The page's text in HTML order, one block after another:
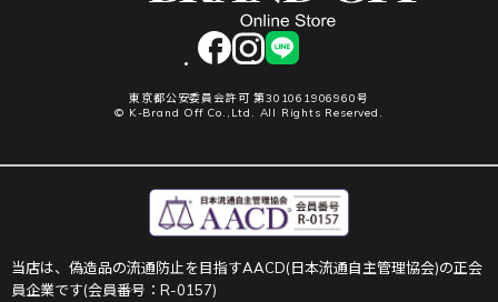
facebookinstagram
LINE
東京都公安委員会許可 第301061906960号
© K-Brand Off Co.,Ltd. All Rights Reserved.
当店は、偽造品の流通防止を目指すAACD(日本流通自主管理協会)の正会
員企業です(会員番号：R-0157)